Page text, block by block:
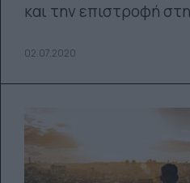
και την επιστροφή
02.07.2020